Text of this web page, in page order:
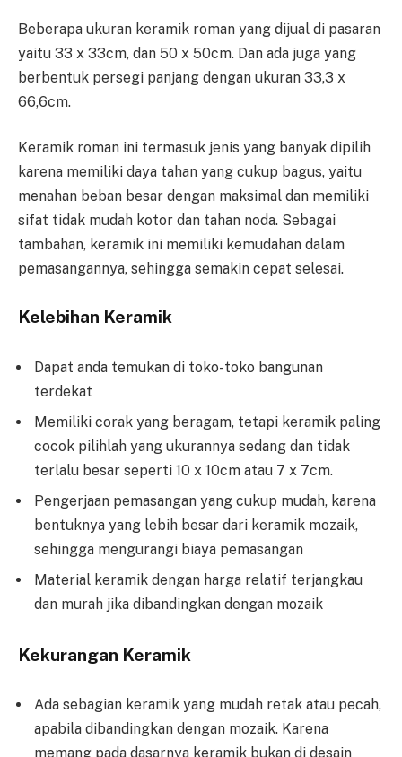
Beberapa ukuran keramik roman yang dijual di pasaran
yaitu 33 x 33cm, dan 50 x 50cm. Dan ada juga yang
berbentuk persegi panjang dengan ukuran 33,3 x
66,6cm.
Keramik roman ini termasuk jenis yang banyak dipilih
karena memiliki daya tahan yang cukup bagus, yaitu
menahan beban besar dengan maksimal dan memiliki
sifat tidak mudah kotor dan tahan noda. Sebagai
tambahan, keramik ini memiliki kemudahan dalam
pemasangannya, sehingga semakin cepat selesai.
Kelebihan Keramik
Dapat anda temukan di toko-toko bangunan
terdekat
Memiliki corak yang beragam, tetapi keramik paling
cocok pilihlah yang ukurannya sedang dan tidak
terlalu besar seperti 10 x 10cm atau 7 x 7cm.
Pengerjaan pemasangan yang cukup mudah, karena
bentuknya yang lebih besar dari keramik mozaik,
sehingga mengurangi biaya pemasangan
Material keramik dengan harga relatif terjangkau
dan murah jika dibandingkan dengan mozaik
Kekurangan Keramik
Ada sebagian keramik yang mudah retak atau pecah,
apabila dibandingkan dengan mozaik. Karena
memang pada dasarnya keramik bukan di desain